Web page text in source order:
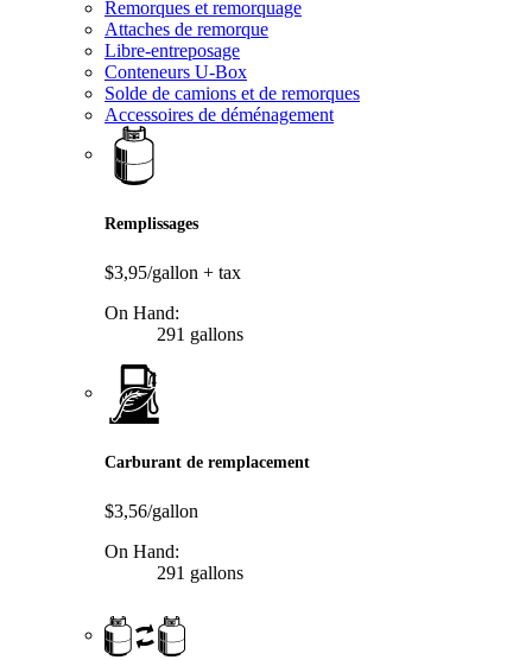
Remorques et remorquage
Attaches de remorque
Libre-entreposage
Conteneurs U-Box
Solde de camions et de remorques
Accessoires de déménagement
Remplissages
$3,95/gallon + tax
On Hand:
291 gallons
Carburant de remplacement
$3,56/gallon
On Hand:
291 gallons